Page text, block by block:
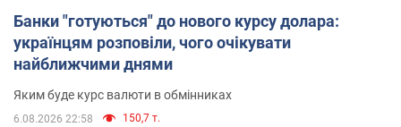
Банки "готуються" до нового курсу долара:
українцям розповіли, чого очікувати
найближчими днями
Яким буде курс валюти в обмінниках
6.08.2026 22:58 150,7 т.